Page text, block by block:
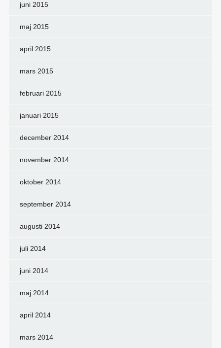
juni 2015
maj 2015
april 2015
mars 2015
februari 2015
januari 2015
december 2014
november 2014
oktober 2014
september 2014
augusti 2014
juli 2014
juni 2014
maj 2014
april 2014
mars 2014